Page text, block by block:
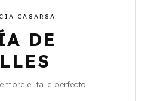
CASARSA
DE
el talle perfecto.